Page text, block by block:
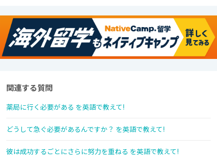
関連する質問
薬局に行く必要がある を英語で教えて!
どうして急ぐ必要があるんですか？ を英語で教えて!
彼は成功するごとにさらに努力を重ねる を英語で教えて!